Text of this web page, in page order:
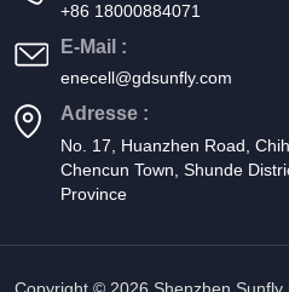
+86 18000884071
E-Mail :
enecell@gdsunfly.com
Adresse :
No. 17, Huanzhen Road,
Chencun Town, Shunde
Province
Copyright © 2026 Shenzhen